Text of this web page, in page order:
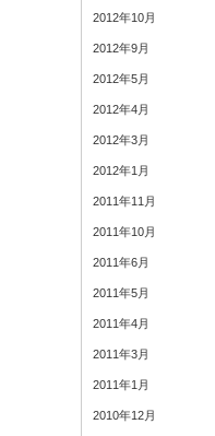
2012年10月
2012年9月
2012年5月
2012年4月
2012年3月
2012年1月
2011年11月
2011年10月
2011年6月
2011年5月
2011年4月
2011年3月
2011年1月
2010年12月